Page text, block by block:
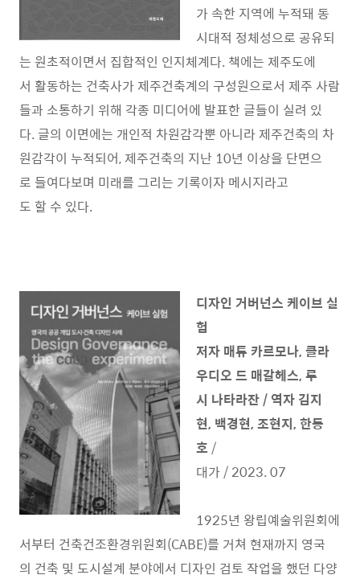
가 속한 지역에 누적돼 동
시대적 정체성으로 공유되
는 원초적이면서 집합적인 인지체계다. 책에는 제주도에
서 활동하는 건축사가 제주건축계의 구성원으로서 제주 사람
들과 소통하기 위해 각종 미디어에 발표한 글들이 실려 있
다. 글의 이면에는 개인적 차원감각뿐 아니라 제주건축의 차
원감각이 누적되어, 제주건축의 지난 10년 이상을 단면으
로 들여다보며 미래를 그리는 기록이자 메시지라고
도 할 수 있다.
디자인 거버넌스 케이브 실
험
저자 매튜 카르모나, 클라
우디오 드 매갈헤스, 루
시 나타라잔 / 역자 김지
현, 백경현, 조현지, 한동
호 /
대가 / 2023. 07
1925년 왕립예술위원회에
서부터 건축건조환경위원회(CABE)를 거쳐 현재까지 영국
의 건축 및 도시설계 분야에서 디자인 검토 작업을 했던 다양